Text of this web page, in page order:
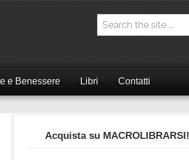
e Benessere Libri Contatti
Acquista su MACROLIBRARSI!